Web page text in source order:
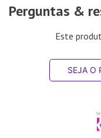
Perguntas &
Este
SEJA O